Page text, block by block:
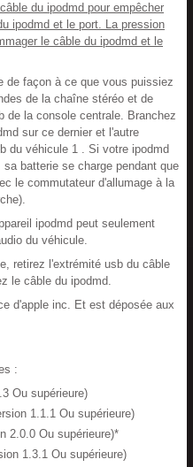
du ipodmd pour empêcher
ipodmd et le port. La pression
le câble du ipodmd et le
de façon à ce que vous puissiez
de la chaîne stéréo et de
de la console centrale. Branchez
sur ce dernier et l'autre
du véhicule 1 . Si votre ipodmd
batterie se charge pendant que
le commutateur d'allumage à la
ipodmd peut seulement
du véhicule.
retirez l'extrémité usb du câble
le câble du ipodmd.
d'apple inc. Et est déposée aux
:
Ou supérieure)
1.1.1 Ou supérieure)
2.0.0 Ou supérieure)*
1.3.1 Ou supérieure)